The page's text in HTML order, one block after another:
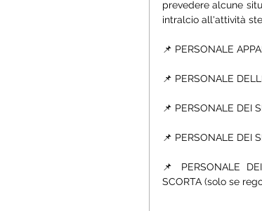
prevedere alcune
intralcio all'attività
📌 PERSONALE
📌 PERSONALE
📌 PERSONALE DEI
📌 PERSONALE DEI
📌 PERSONALE
SCORTA (solo se